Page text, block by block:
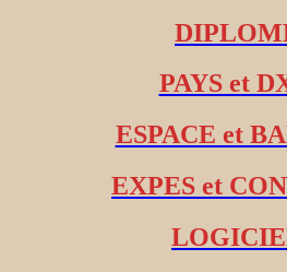
PAYS et
ESPACE et
EXPES et